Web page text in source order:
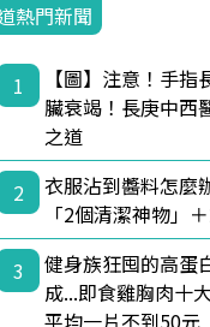
熱門新聞
1
【圖】注意！手
臟衰竭！長庚中西
之道
2
衣服沾到醬料怎麼
「2個清潔神物」
3
健身族狂囤的高蛋
成...即食雞胸肉十
平均一片不到50元